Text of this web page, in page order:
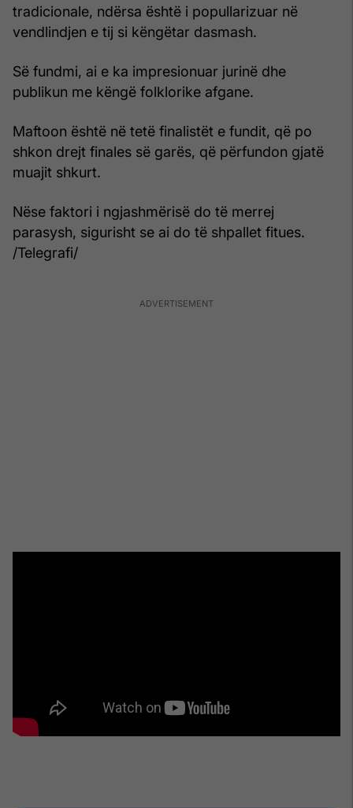
tradicionale, ndërsa është i popullarizuar në
vendlindjen e tij si këngëtar dasmash.
Së fundmi, ai e ka impresionuar jurinë dhe
publikun me këngë folklorike afgane.
Maftoon është në tetë finalistët e fundit, që po
shkon drejt finales së garës, që përfundon gjatë
muajit shkurt.
Nëse faktori i ngjashmërisë do të merrej
parasysh, sigurisht se ai do të shpallet fitues.
/Telegrafi/